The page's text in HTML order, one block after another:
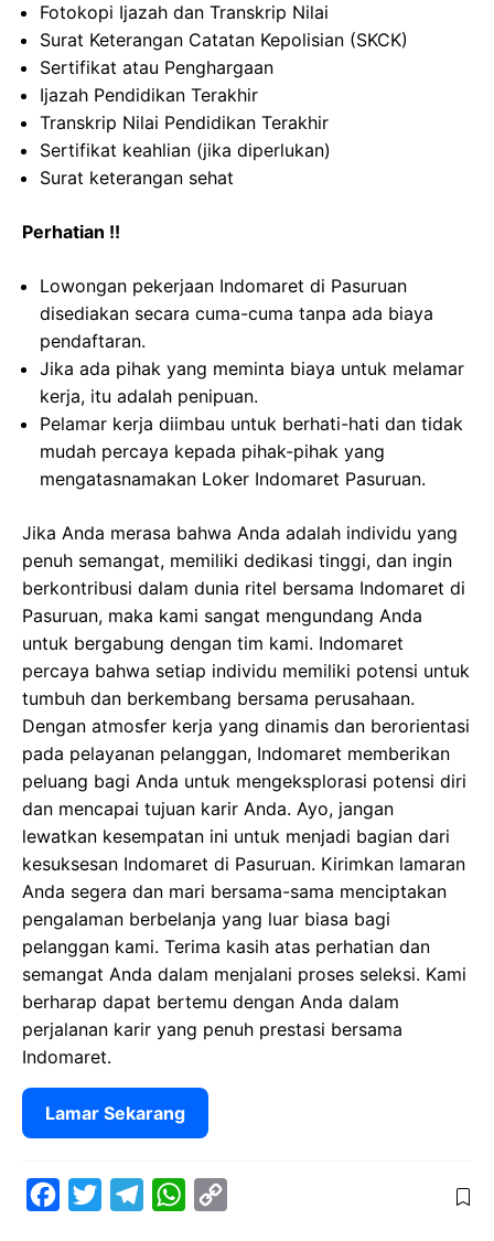
Fotokopi Ijazah dan Transkrip Nilai
Surat Keterangan Catatan Kepolisian (SKCK)
Sertifikat atau Penghargaan
Ijazah Pendidikan Terakhir
Transkrip Nilai Pendidikan Terakhir
Sertifikat keahlian (jika diperlukan)
Surat keterangan sehat
Perhatian !!
Lowongan pekerjaan Indomaret di Pasuruan
disediakan secara cuma-cuma tanpa ada biaya
pendaftaran.
Jika ada pihak yang meminta biaya untuk melamar
kerja, itu adalah penipuan.
Pelamar kerja diimbau untuk berhati-hati dan tidak
mudah percaya kepada pihak-pihak yang
mengatasnamakan Loker Indomaret Pasuruan.
Jika Anda merasa bahwa Anda adalah individu yang
penuh semangat, memiliki dedikasi tinggi, dan ingin
berkontribusi dalam dunia ritel bersama Indomaret di
Pasuruan, maka kami sangat mengundang Anda
untuk bergabung dengan tim kami. Indomaret
percaya bahwa setiap individu memiliki potensi untuk
tumbuh dan berkembang bersama perusahaan.
Dengan atmosfer kerja yang dinamis dan berorientasi
pada pelayanan pelanggan, Indomaret memberikan
peluang bagi Anda untuk mengeksplorasi potensi diri
dan mencapai tujuan karir Anda. Ayo, jangan
lewatkan kesempatan ini untuk menjadi bagian dari
kesuksesan Indomaret di Pasuruan. Kirimkan lamaran
Anda segera dan mari bersama-sama menciptakan
pengalaman berbelanja yang luar biasa bagi
pelanggan kami. Terima kasih atas perhatian dan
semangat Anda dalam menjalani proses seleksi. Kami
berharap dapat bertemu dengan Anda dalam
perjalanan karir yang penuh prestasi bersama
Indomaret.
Lamar Sekarang
W